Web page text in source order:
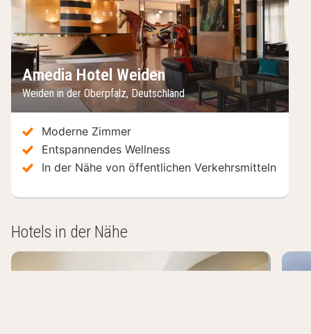
Amedia Hotel Weiden
Weiden in der Oberpfalz, Deutschland
Moderne Zimmer
Entspannendes Wellness
In der Nähe von öffentlichen Verkehrsmitteln
Hotels in der Nähe